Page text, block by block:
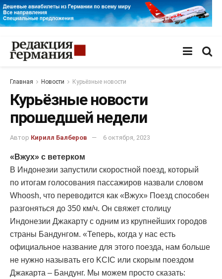
Главная Новости Курьёзные новости
Курьёзные новости
прошедшей недели
Автор Кирилл Балберов 6 октября, 2023
«Вжух» с ветерком
В Индонезии запустили скоростной поезд, который
по итогам голосования пассажиров назвали словом
Whoosh, что переводится как «Вжух» Поезд способен
разгоняться до 350 км/ч. Он свяжет столицу
Индонезии Джакарту с одним из крупнейших городов
страны Бандунгом. «Теперь, когда у нас есть
официальное название для этого поезда, нам больше
не нужно называть его KCIC или скорым поездом
Джакарта – Бандунг. Мы можем просто сказать: